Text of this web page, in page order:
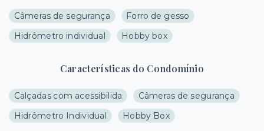
Câmeras de segurança
Forro de gesso
Hidrômetro individual
Hobby box
Características do Condomínio
Calçadas com acessibilida
Câmeras de segurança
Hidrômetro Individual
Hobby Box